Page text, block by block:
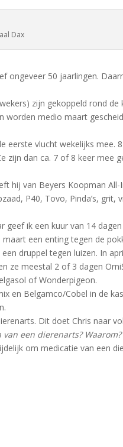
Dax
ongeveer 50 jaarlingen.
zijn gekoppeld rond de
worden medio maart
eerste vlucht wekelijks mee.
zijn dan ca. 7 of 8 keer mee
hij van Beyers Koopman
P40, Tovo, Pinda’s, grit,
geef ik een kuur van 14
een enting tegen de
druppel tegen luizen. In
ze meestal 2 of 3 dagen
of Wonderpigeon.
en Belgamco/Cobel in de
Dit doet Chris naar
een dierenarts? Waarom?
om medicatie van een